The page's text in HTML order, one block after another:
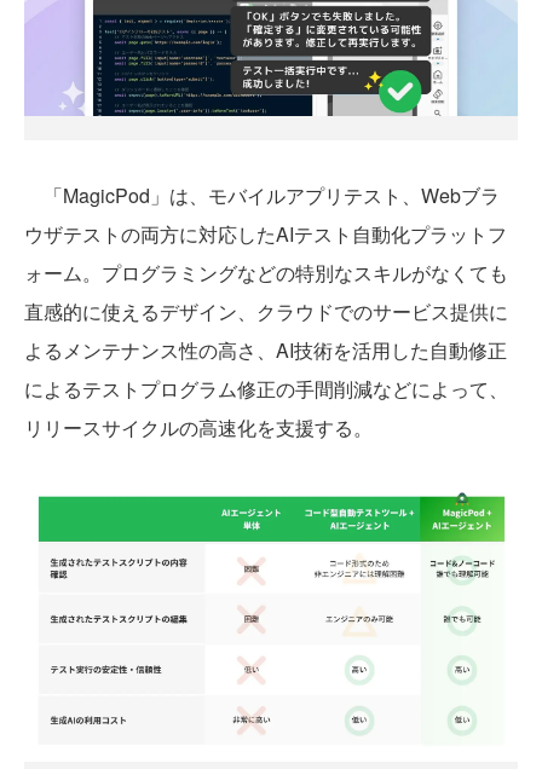
「MagicPod」は、モバイルアプリテスト、Webブラ
ウザテストの両方に対応したAIテスト自動化プラットフ
ォーム。プログラミングなどの特別なスキルがなくても
直感的に使えるデザイン、クラウドでのサービス提供に
よるメンテナンス性の高さ、AI技術を活用した自動修正
によるテストプログラム修正の手間削減などによって、
リリースサイクルの高速化を支援する。